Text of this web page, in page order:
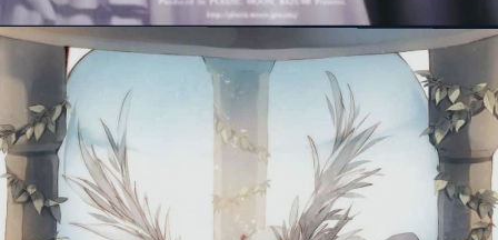
Đang mở